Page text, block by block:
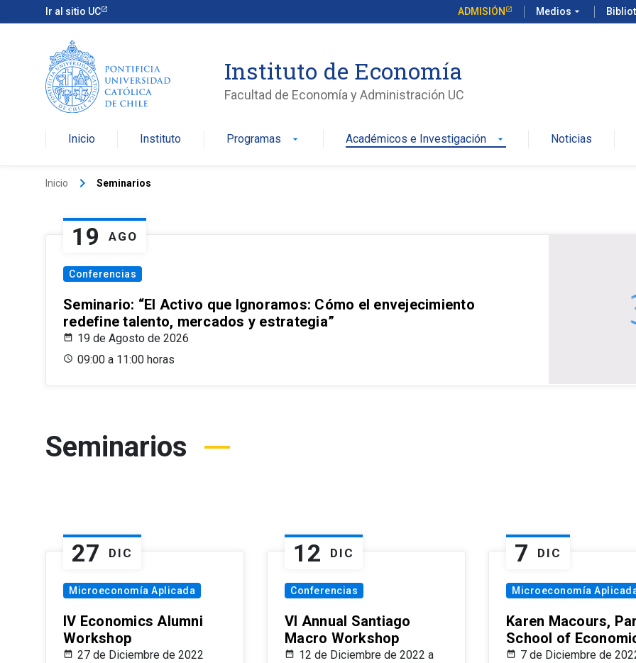
Ir al sitio UC ADMISIÓN Medios arrow_drop_down
Instituto de Economía
Facultad de Economía y Administración UC
Inicio Instituto Programas arrow_drop_down Académicos e Investigación arrow_drop_down Noticias
Inicio keyboard_arrow_right Seminarios
19 AGO
Conferencias
Seminario: “El Activo que Ignoramos: Cómo el envejecimiento
redefine talento, mercados y estrategia”
19 de Agosto de 2026
09:00 a 11:00 horas
Seminarios
27 DIC
Microeconomía Aplicada
IV Economics Alumni
Workshop
27 de Diciembre de 2022
12 DIC
Conferencias
VI Annual Santiago
Macro Workshop
12 de Diciembre de 2022 a
7 DIC
Microeconomía
Karen Macours,
School of
7 de Diciembre de